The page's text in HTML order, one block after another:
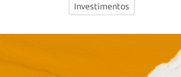
Investimentos